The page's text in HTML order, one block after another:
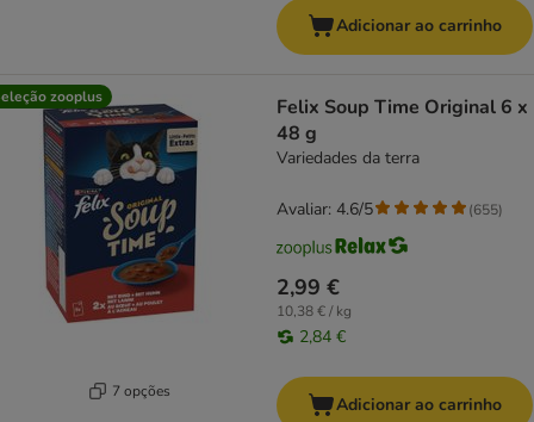
Adicionar ao carrinho
zooplus
7 opções
Felix Soup Time Original 6 x
48 g
Variedades da terra
2,99 €
10,38 € / kg
2,84 €
Avaliar: 4.6/5 (655)
Adicionar ao carrinho